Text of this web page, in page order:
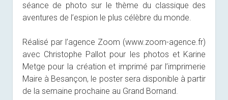
séance de photo sur le thème du classique des
aventures de l’espion le plus célèbre du monde.
Réalisé par l’agence Zoom (www.zoom-agence.fr)
avec Christophe Pallot pour les photos et Karine
Metge pour la création et imprimé par l’imprimerie
Maire à Besançon, le poster sera disponible à partir
de la semaine prochaine au Grand Bornand.